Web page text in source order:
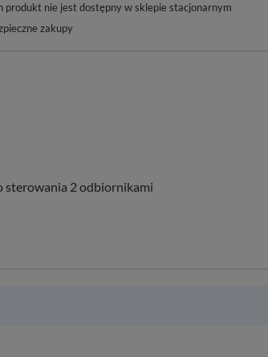
produkt nie jest dostępny w sklepie stacjonarnym
zakupy
sterowania 2 odbiornikami